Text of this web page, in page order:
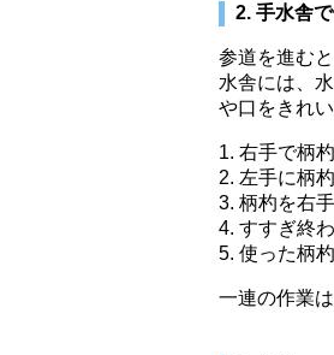
2. 手水舎
参道を進む
水舎には、
や口をきれ
1. 右手で柄
2. 左手に柄
3. 柄杓を右
4. すすぎ終
5. 使った柄
一連の作業